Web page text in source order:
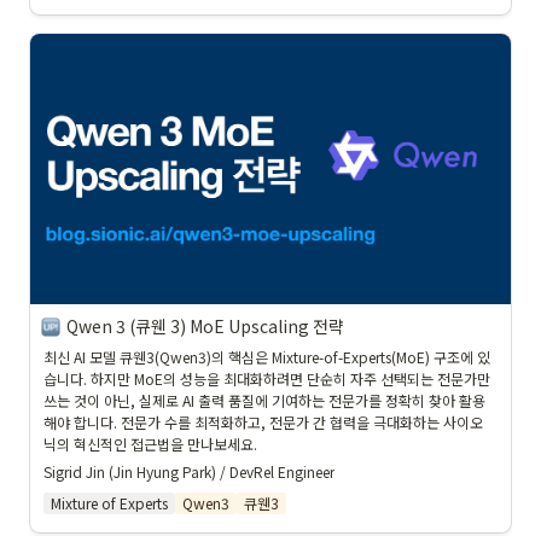
Qwen 3 (큐웬 3) MoE Upscaling 전략
최신 AI 모델 큐웬3(Qwen3)의 핵심은 Mixture-of-Experts(MoE) 구조에 있
습니다. 하지만 MoE의 성능을 최대화하려면 단순히 자주 선택되는 전문가만
쓰는 것이 아닌, 실제로 AI 출력 품질에 기여하는 전문가를 정확히 찾아 활용
해야 합니다. 전문가 수를 최적화하고, 전문가 간 협력을 극대화하는 사이오
닉의 혁신적인 접근법을 만나보세요.
Sigrid Jin (Jin Hyung Park) / DevRel Engineer
Mixture of Experts
Qwen3 큐웬3